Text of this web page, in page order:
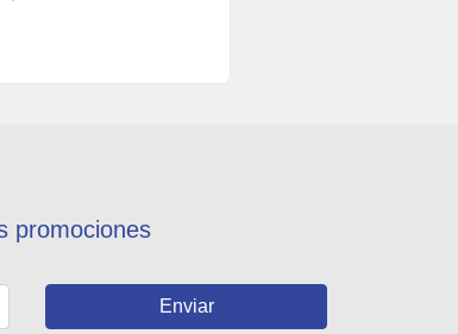
promociones
Enviar